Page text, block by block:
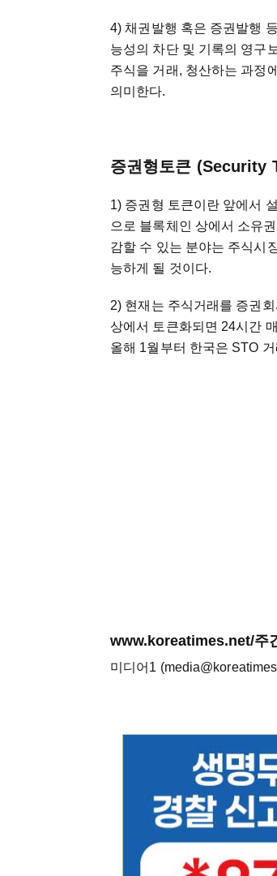
4) 채권발행 혹은 증권발행
능성의 차단 및 기록의 영구
주식을 거래, 청산하는 과정
의미한다.
증권형토큰 (Security
1) 증권형 토큰이란 앞에서
으로 블록체인 상에서 소유
감할 수 있는 분야는 주식시
능하게 될 것이다.
2) 현재는 주식거래를 증권
상에서 토큰화되면 24시간
올해 1월부터 한국은 STO
www.koreatimes.net/주
미디어1